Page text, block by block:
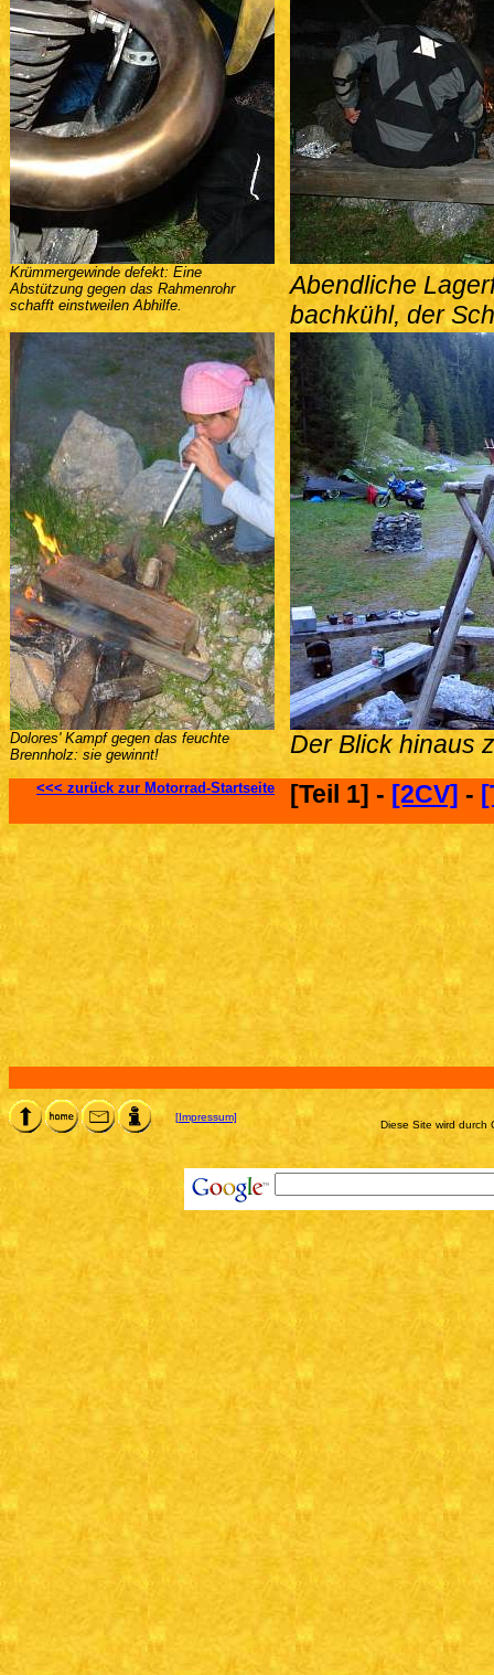
Krümmergewinde defekt: Eine
Abstützung gegen das Rahmenrohr
schafft einstweilen Abhilfe.
Abendliche
bachkühl, der
Dolores' Kampf gegen das feuchte
Brennholz: sie gewinnt!
Der Blick hinaus
<<< zurück zur Motorrad-Startseite [Teil 1] - [2CV] -
[Impressum]
Diese Site wird durch